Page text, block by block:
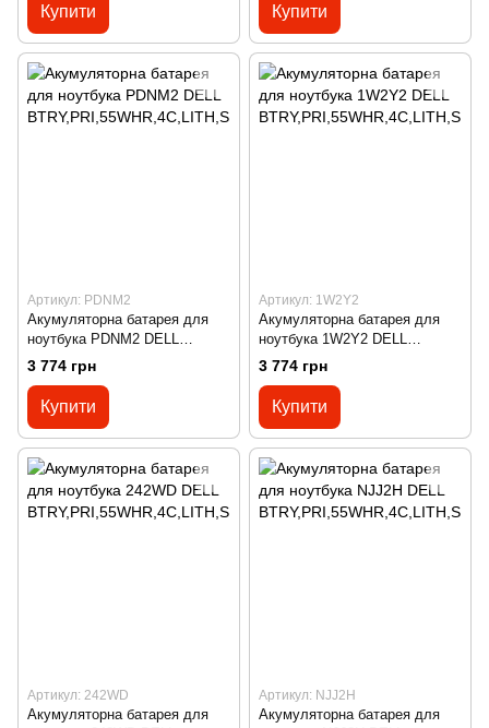
Купити Купити
Артикул: PDNM2
Акумуляторна батарея для
ноутбука PDNM2 DELL
BTRY,PRI,55WHR,4C,LITH,SI
3 774 грн
Купити
Артикул: 1W2Y2
Акумуляторна батарея для
ноутбука 1W2Y2 DELL
BTRY,PRI,55WHR,4C,LITH,SI
3 774 грн
Купити
Артикул: 242WD
Акумуляторна батарея для
Артикул: NJJ2H
Акумуляторна батарея для